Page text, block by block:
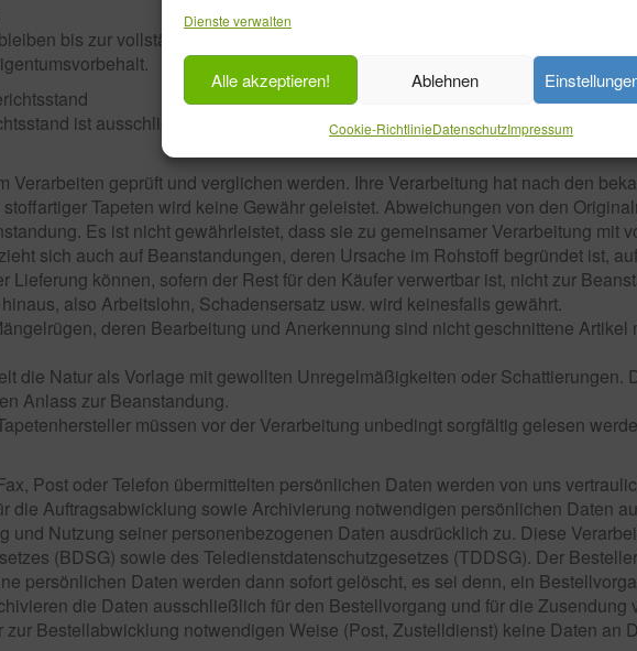
Dienste verwalten
Alle akzeptieren! Ablehnen
Cookie-RichtlinieDatenschutzImpressum
bis zur vollständigen Bezahlung unser Eigentum.
ist ausschließlich: 35390 Gießen
Verarbeiten geprüft und verglichen werden. Ihre Verarbeitung hat nach den
Tapeten wird keine Gewähr geleistet. Abweichungen von den
Es ist nicht gewährleistet, dass sie zu gemeinsamer Verarbeitung mit
sich auch auf Beanstandungen, deren Ursache im Rohstoff begründet ist,
Lieferung können, sofern der Rest für den Käufer verwertbar ist, nicht zur
also Arbeitslohn, Schadensersatz usw. wird keinesfalls gewährt.
deren Bearbeitung und Anerkennung sind nicht geschnittene
die Natur als Vorlage mit gewollten Unregelmäßigkeiten oder
Anlass zur Beanstandung.
müssen vor der Verarbeitung unbedingt sorgfältig gelesen
Post oder Telefon übermittelten persönlichen Daten werden von uns
die Auftragsabwicklung sowie Archivierung notwendigen persönlichen Daten
und Nutzung seiner personenbezogenen Daten ausdrücklich zu. Diese
(BDSG) sowie des Teledienstdatenschutzgesetzes (TDDSG). Der
persönlichen Daten werden dann sofort gelöscht, es sei denn, ein
die Daten ausschließlich für den Bestellvorgang und für die
Bestellabwicklung notwendigen Weise (Post, Zustelldienst) keine Daten an